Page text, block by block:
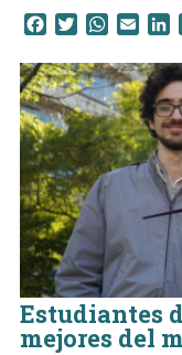
Facebook
Twitter
Estudiantes
mejores del